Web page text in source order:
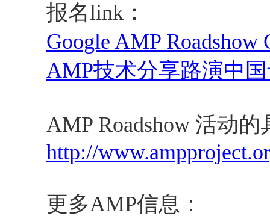
报名link：
Google AMP Roadshow
AMP技术分享路演中
AMP Roadshow 活动
http://
更多AMP信息：